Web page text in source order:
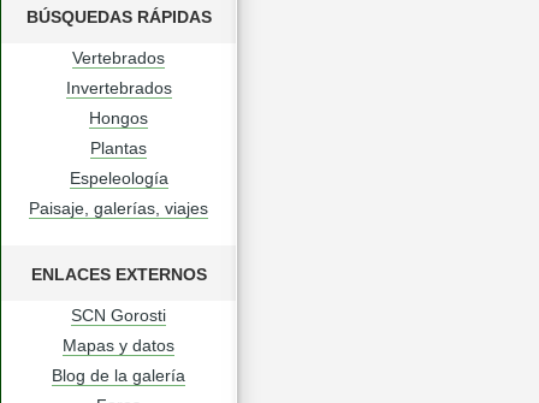
BÚSQUEDAS RÁPIDAS
Vertebrados
Invertebrados
Hongos
Plantas
Espeleología
Paisaje, galerías, viajes
ENLACES EXTERNOS
SCN Gorosti
Mapas y datos
Blog de la galería